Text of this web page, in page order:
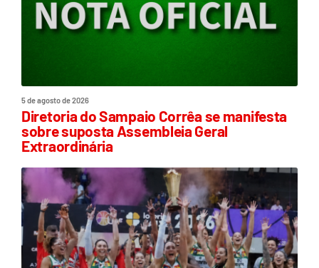
5 de agosto de 2026
Diretoria do Sampaio Corrêa se manifesta
sobre suposta Assembleia Geral
Extraordinária